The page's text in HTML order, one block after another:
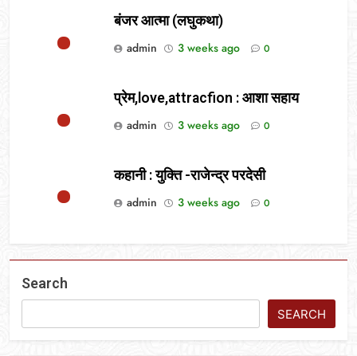
बंजर आत्मा (लघुकथा)
admin
3 weeks ago 0
प्रेम,love,attracfion : आशा सहाय
admin
3 weeks ago 0
कहानी : युक्ति -राजेन्द्र परदेसी
admin
3 weeks ago 0
Search
SEARCH